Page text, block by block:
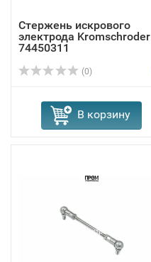
Стержень искрового
электрода Kromschroder
74450311
(0)
В корзину